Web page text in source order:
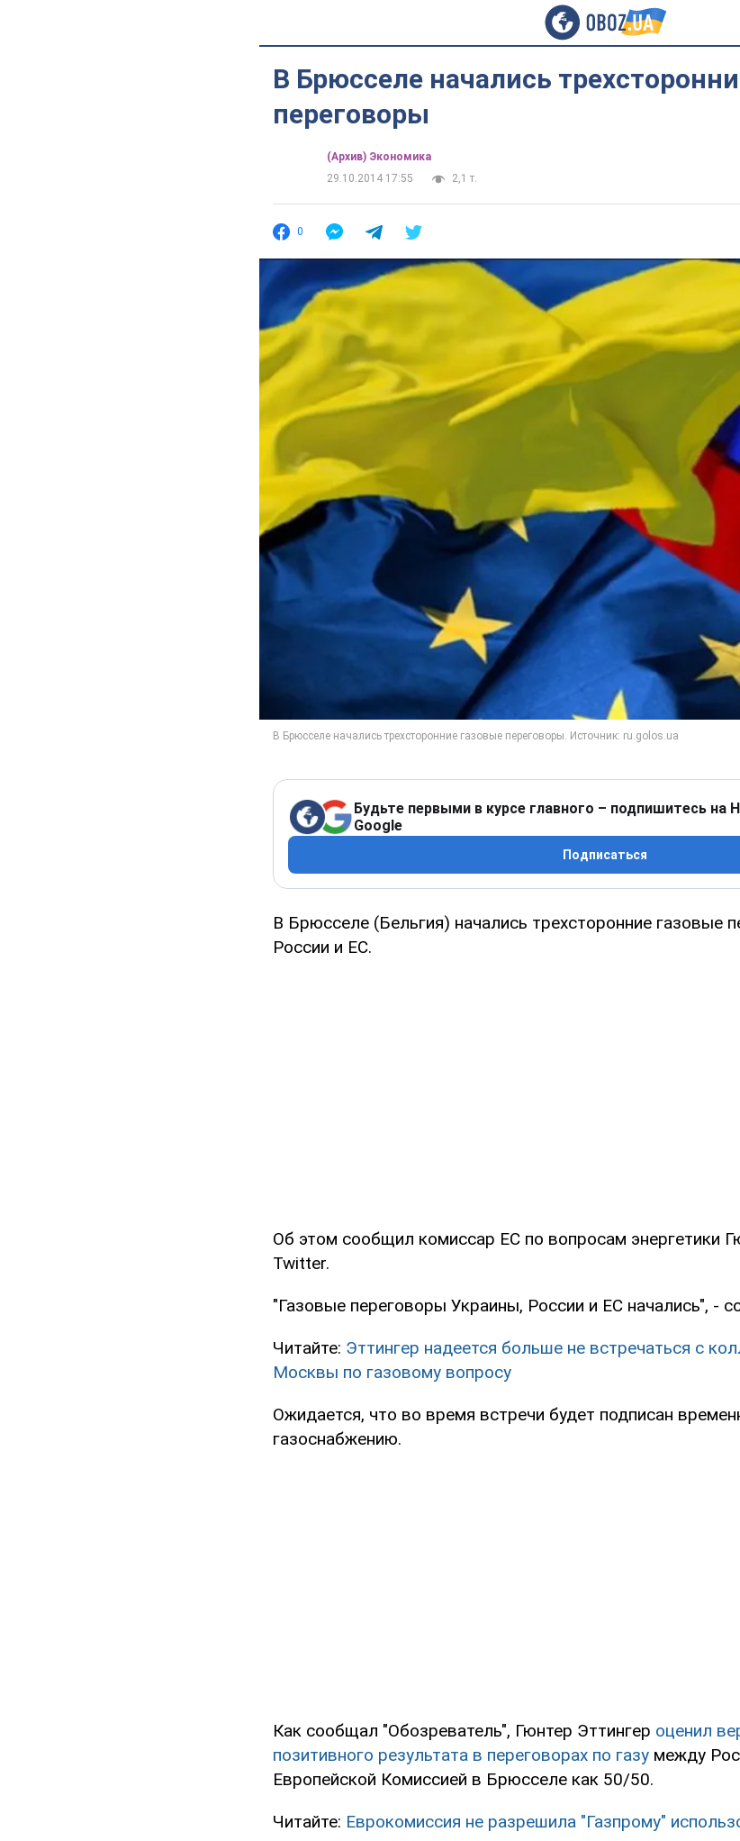
В Брюсселе начались
переговоры
(Архив) Экономика
29.10.2014 17:55
2,1 т.
0
Будьте первыми в курсе главного – подпишитесь на
Google
Подписаться
В Брюсселе (Бельгия) начались трехсторонние газовые
России и ЕС.
Об этом сообщил комиссар ЕС по вопросам энергетики
Twitter.
"Газовые переговоры Украины, России и ЕС начались", -
Читайте: Эттингер надеется больше не встречаться с
Москвы по газовому вопросу
Ожидается, что во время встречи будет подписан
газоснабжению.
Как сообщал "Обозреватель", Гюнтер Эттингер оценил
позитивного результата в переговорах по газу между
Европейской Комиссией в Брюсселе как 50/50.
Читайте: Еврокомиссия не разрешила "Газпрому"